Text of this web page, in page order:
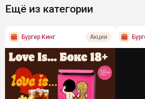
Ещё из категории
Бургер Кинг Акции